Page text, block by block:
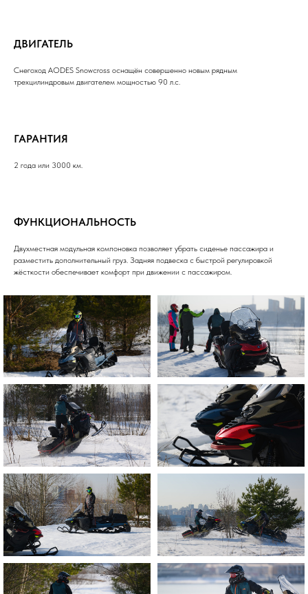
ДВИГАТЕЛЬ
Снегоход AODES Snowcross оснащён совершенно новым рядным
трехцилиндровым двигателем мощностью 90 л.с.
ГАРАНТИЯ
2 года или 3000 км.
ФУНКЦИОНАЛЬНОСТЬ
Двухместная модульная компоновка позволяет убрать сиденье пассажира и
разместить дополнительный груз. Задняя подвеска с быстрой регулировкой
жёсткости обеспечивает комфорт при движении с пассажиром.